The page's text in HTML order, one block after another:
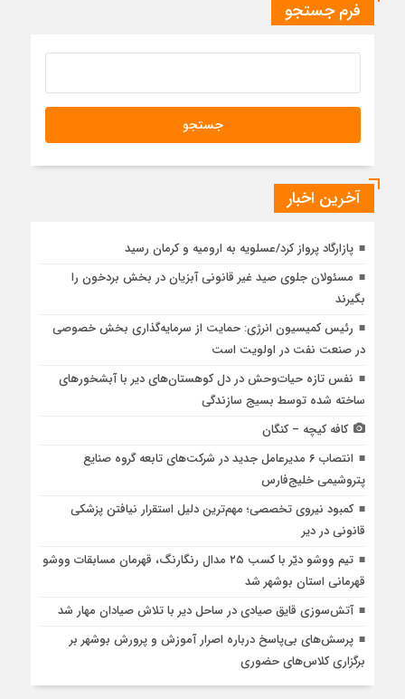
فرم جستجو
آخرین اخبار
پازارگاد پرواز کرد/عسلویه به ارومیه و کرمان رسید
مسئولان جلوی صید غیر قانونی آبزیان در بخش بردخون را
بگیرند
رئیس کمیسیون انرژی: حمایت از سرمایه‌گذاری بخش خصوصی
در صنعت نفت در اولویت است
نفس تازه حیات‌وحش در دل کوهستان‌های دیر با آبشخورهای
ساخته شده توسط بسیج سازندگی
کافه کیچه – کنگان
انتصاب ۶ مدیرعامل جدید در شرکت‌های تابعه گروه صنایع
پتروشیمی خلیج‌فارس
کمبود نیروی تخصصی؛ مهم‌ترین دلیل استقرار نیافتن پزشکی
قانونی در دیر
تیم ووشو دیّر با کسب ۲۵ مدال رنگارنگ، قهرمان مسابقات ووشو
قهرمانی استان بوشهر شد
آتش‌سوزی قایق صیادی در ساحل دیر با تلاش صیادان مهار شد
پرسش‌های بی‌پاسخ درباره اصرار آموزش و پرورش بوشهر بر
برگزاری کلاس‌های حضوری